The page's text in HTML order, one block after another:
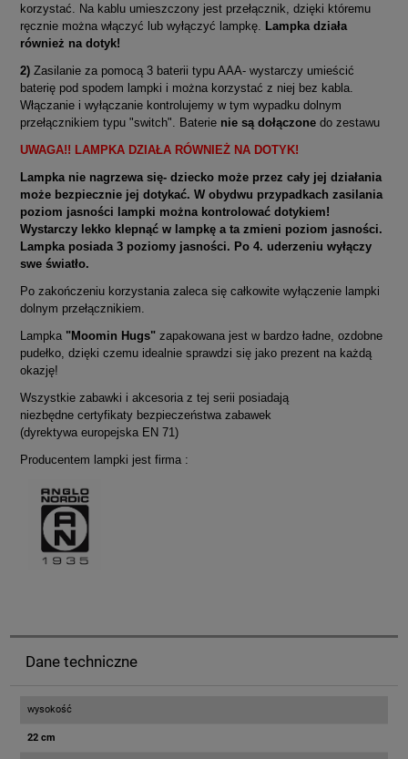
korzystać. Na kablu umieszczony jest przełącznik, dzięki któremu
ręcznie można włączyć lub wyłączyć lampkę. Lampka działa
również na dotyk!
2) Zasilanie za pomocą 3 baterii typu AAA- wystarczy umieścić
baterię pod spodem lampki i można korzystać z niej bez kabla.
Włączanie i wyłączanie kontrolujemy w tym wypadku dolnym
przełącznikiem typu "switch". Baterie nie są dołączone do zestawu
UWAGA!! LAMPKA DZIAŁA RÓWNIEŻ NA DOTYK!
Lampka nie nagrzewa się- dziecko może przez cały jej działania
może bezpiecznie jej dotykać. W obydwu przypadkach zasilania
poziom jasności lampki można kontrolować dotykiem!
Wystarczy lekko klepnąć w lampkę a ta zmieni poziom jasności.
Lampka posiada 3 poziomy jasności. Po 4. uderzeniu wyłączy
swe światło.
Po zakończeniu korzystania zaleca się całkowite wyłączenie lampki
dolnym przełącznikiem.
Lampka "Moomin Hugs" zapakowana jest w bardzo ładne, ozdobne
pudełko, dzięki czemu idealnie sprawdzi się jako prezent na każdą
okazję!
Wszystkie zabawki i akcesoria z tej serii posiadają
niezbędne certyfikaty bezpieczeństwa zabawek
(dyrektywa europejska EN 71)
Producentem lampki jest firma :
Dane techniczne
wysokość
22 cm